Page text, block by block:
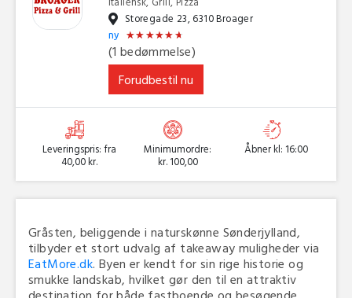
Storegade 23, 6310 Broager
ny ★★★★★★
★★★★★★
(1 bedømmelse)
Forudbestil nu
Leveringspris: fra
40,00 kr.
Minimumordre:
kr. 100,00
Åbner kl: 16:00
Gråsten, beliggende i naturskønne Sønderjylland,
tilbyder et stort udvalg af takeaway muligheder via
EatMore.dk. Byen er kendt for sin rige historie og
smukke landskab, hvilket gør den til en attraktiv